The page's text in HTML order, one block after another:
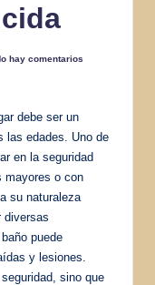
hay comentarios
debe ser un
las edades. Uno de
en la seguridad
mayores o con
su naturaleza
diversas
puede
y lesiones.
sino que